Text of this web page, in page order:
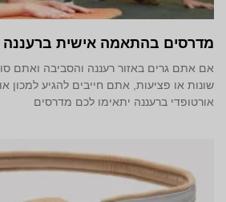
מדרסים בהתאמה אישית ברעננה
אם אתם גרים באזור רעננה והסביבה ואתם
שונות או פציעות, אתם חייבים להגיע למכון
אורטופדי ברעננה יתאימו לכם מדרסים